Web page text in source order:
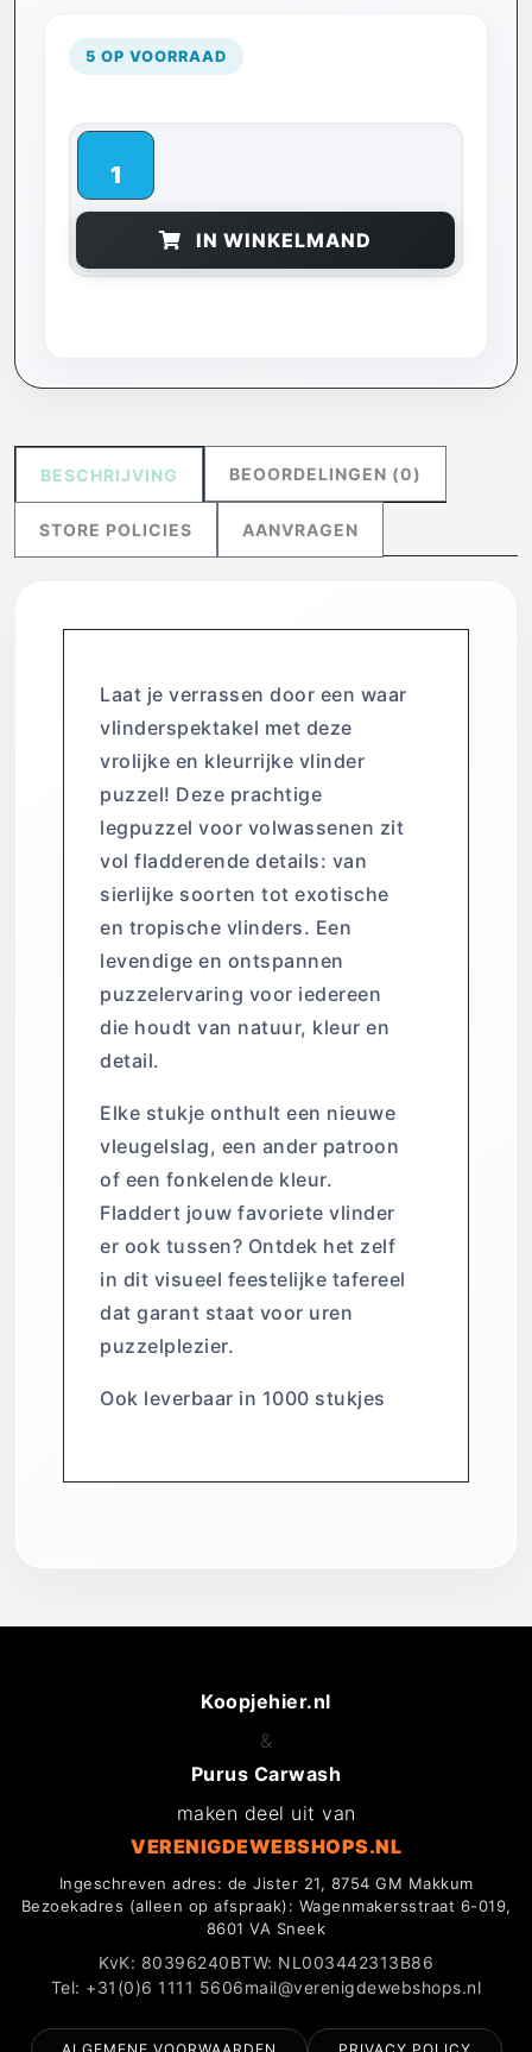
5 OP VOORRAAD
IN WINKELMAND
BESCHRIJVING BEOORDELINGEN (0)
STORE POLICIES AANVRAGEN
Laat je verrassen door een waar
vlinderspektakel met deze
vrolijke en kleurrijke vlinder
puzzel! Deze prachtige
legpuzzel voor volwassenen zit
vol fladderende details: van
sierlijke soorten tot exotische
en tropische vlinders. Een
levendige en ontspannen
puzzelervaring voor iedereen
die houdt van natuur, kleur en
detail.
Elke stukje onthult een nieuwe
vleugelslag, een ander patroon
of een fonkelende kleur.
Fladdert jouw favoriete vlinder
er ook tussen? Ontdek het zelf
in dit visueel feestelijke tafereel
dat garant staat voor uren
puzzelplezier.
Ook leverbaar in 1000 stukjes
Koopjehier.nl
&
Purus Carwash
maken deel uit van
VERENIGDEWEBSHOPS.NL
Ingeschreven adres: de Jister 21, 8754 GM Makkum
Bezoekadres (alleen op afspraak): Wagenmakersstraat 6-019,
8601 VA Sneek
KvK: 80396240BTW: NL003442313B86
Tel: +31(0)6 1111 5606mail@verenigdewebshops.nl